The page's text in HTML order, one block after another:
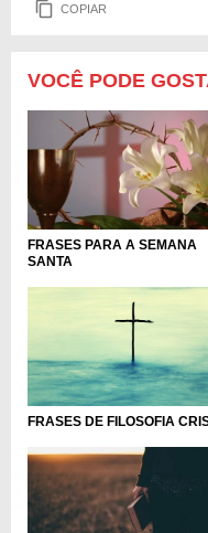
COPIAR
VOCÊ PODE
FRASES PARA A SEMANA
SANTA
FRASES DE FILOSOFIA